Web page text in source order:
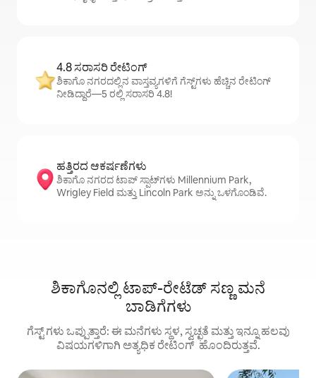
4.8 ಸರಾಸರಿ ರೇಟಿಂಗ್
ಶಿಕಾಗೊ ನಗರದಲ್ಲಿನ ವಾಸ್ತವ್ಯಗಳಿಗೆ ಗೆಸ್ಟ್‌ಗಳು ಹೆಚ್ಚಿನ ರೇಟಿಂಗ್
ನೀಡಿದ್ದಾರೆ—5 ರಲ್ಲಿ ಸರಾಸರಿ 4.8!
ಹತ್ತಿರದ ಆಕರ್ಷಣೆಗಳು
ಶಿಕಾಗೊ ನಗರದ ಟಾಪ್ ಸ್ಪಾಟ್‌ಗಳು Millennium Park,
Wrigley Field ಮತ್ತು Lincoln Park ಅನ್ನು ಒಳಗೊಂಡಿವೆ.
ಶಿಕಾಗೊನಲ್ಲಿ ಟಾಪ್-ರೇಟೆಡ್ ಸಣ್ಣ ಮನೆ
ಬಾಡಿಗೆಗಳು
ಗೆಸ್ಟ್ ‌ಗಳು ಒಪ್ಪುತ್ತಾರೆ: ಈ ಮನೆಗಳು ಸ್ಥಳ, ಸ್ವಚ್ಛತೆ ಮತ್ತು ಇನ್ನೂ ಹಲವು
ವಿಷಯಗಳಿಗಾಗಿ ಅತ್ಯಧಿಕ ರೇಟಿಂಗ್ ‌ ಹೊಂದಿರುತ್ತವೆ.